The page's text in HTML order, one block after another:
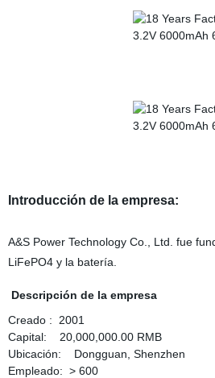
Introducción de la empresa:
A&S Power Technology Co., Ltd. fue
LiFePO4 y la batería.
Descripción de la empresa
Creado : 2001
Capital: 20,000,000.00 RMB
Ubicación: Dongguan, Shenzhen
Empleado: > 600